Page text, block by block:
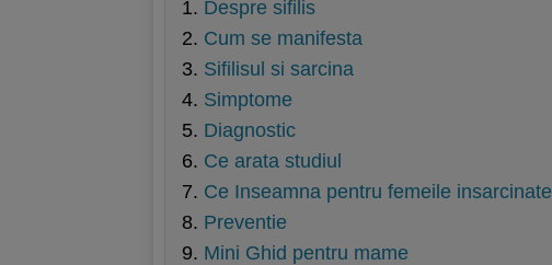
Despre sifilis
Cum se manifesta
Sifilisul si sarcina
Simptome
Diagnostic
Ce arata studiul
Ce Inseamna pentru femeile insarcinate
Preventie
Mini Ghid pentru mame